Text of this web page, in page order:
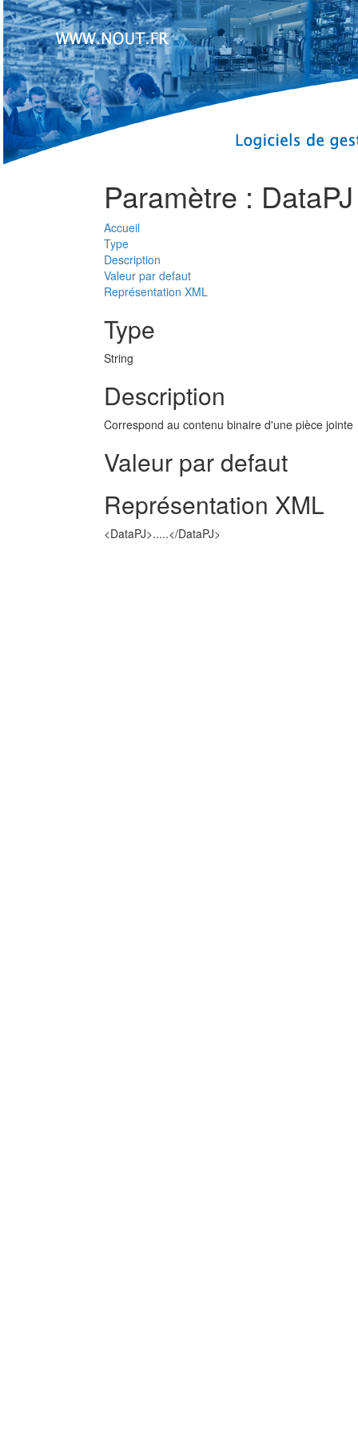
Paramètre : DataPJ
Accueil
Type
Description
Valeur par defaut
Représentation XML
Type
String
Description
Correspond au contenu binaire d'une pièce jointe
Valeur par defaut
Représentation XML
<DataPJ>.....</DataPJ>